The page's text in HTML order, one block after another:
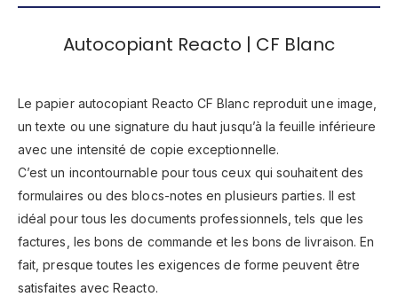
Autocopiant Reacto | CF Blanc
Le papier autocopiant Reacto CF Blanc reproduit une image,
un texte ou une signature du haut jusqu’à la feuille inférieure
avec une intensité de copie exceptionnelle.
C’est un incontournable pour tous ceux qui souhaitent des
formulaires ou des blocs-notes en plusieurs parties. Il est
idéal pour tous les documents professionnels, tels que les
factures, les bons de commande et les bons de livraison. En
fait, presque toutes les exigences de forme peuvent être
satisfaites avec Reacto.